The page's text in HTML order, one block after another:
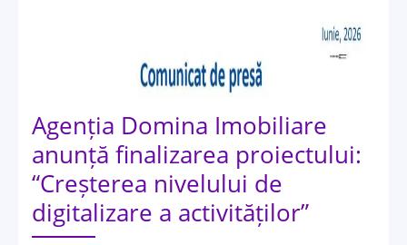
Agenția Domina Imobiliare
anunță finalizarea proiectului:
“Creșterea nivelului de
digitalizare a activităților”